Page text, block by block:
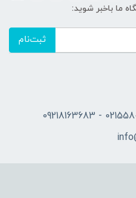
ما باخبر شوید:
ثبت‌نام